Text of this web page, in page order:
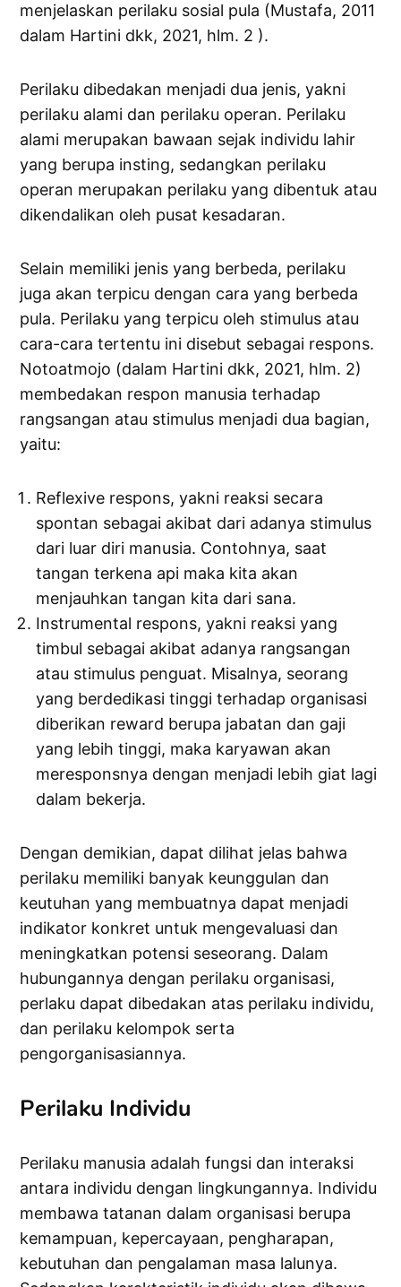
menjelaskan perilaku sosial pula (Mustafa, 2011
dalam Hartini dkk, 2021, hlm. 2 ).
Perilaku dibedakan menjadi dua jenis, yakni
perilaku alami dan perilaku operan. Perilaku
alami merupakan bawaan sejak individu lahir
yang berupa insting, sedangkan perilaku
operan merupakan perilaku yang dibentuk atau
dikendalikan oleh pusat kesadaran.
Selain memiliki jenis yang berbeda, perilaku
juga akan terpicu dengan cara yang berbeda
pula. Perilaku yang terpicu oleh stimulus atau
cara-cara tertentu ini disebut sebagai respons.
Notoatmojo (dalam Hartini dkk, 2021, hlm. 2)
membedakan respon manusia terhadap
rangsangan atau stimulus menjadi dua bagian,
yaitu:
Reflexive respons, yakni reaksi secara
spontan sebagai akibat dari adanya stimulus
dari luar diri manusia. Contohnya, saat
tangan terkena api maka kita akan
menjauhkan tangan kita dari sana.
Instrumental respons, yakni reaksi yang
timbul sebagai akibat adanya rangsangan
atau stimulus penguat. Misalnya, seorang
yang berdedikasi tinggi terhadap organisasi
diberikan reward berupa jabatan dan gaji
yang lebih tinggi, maka karyawan akan
meresponsnya dengan menjadi lebih giat lagi
dalam bekerja.
Dengan demikian, dapat dilihat jelas bahwa
perilaku memiliki banyak keunggulan dan
keutuhan yang membuatnya dapat menjadi
indikator konkret untuk mengevaluasi dan
meningkatkan potensi seseorang. Dalam
hubungannya dengan perilaku organisasi,
perlaku dapat dibedakan atas perilaku individu,
dan perilaku kelompok serta
pengorganisasiannya.
Perilaku Individu
Perilaku manusia adalah fungsi dan interaksi
antara individu dengan lingkungannya. Individu
membawa tatanan dalam organisasi berupa
kemampuan, kepercayaan, pengharapan,
kebutuhan dan pengalaman masa lalunya.